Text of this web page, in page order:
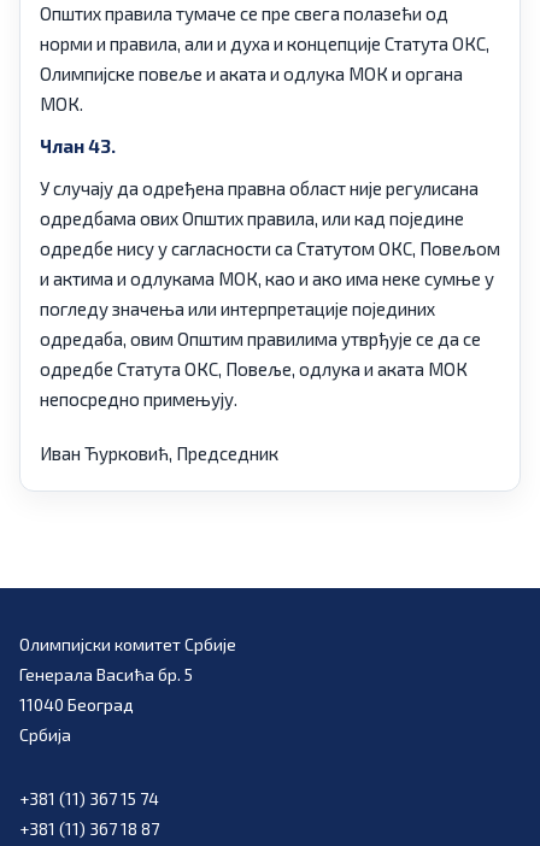
Општих правила тумаче се пре свега полазећи од
норми и правила, али и духа и концепције Статута ОКС,
Олимпијске повеље и аката и одлука МОК и органа
МОК.
Члан 43.
У случају да одређена правна област није регулисана
одредбама ових Општих правила, или кад поједине
одредбе нису у сагласности са Статутом ОКС, Повељом
и актима и одлукама МОК, као и ако има неке сумње у
погледу значења или интерпретације појединих
одредаба, овим Општим правилима утврђује се да се
одредбе Статута ОКС, Повеље, одлука и аката МОК
непосредно примењују.
Иван Ћурковић, Председник
Олимпијски комитет Србије
Генерала Васића бр. 5
11040 Београд
Србија
+381 (11) 367 15 74
+381 (11) 367 18 87